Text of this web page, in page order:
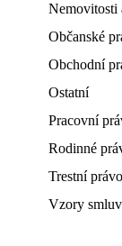
Nemovitosti
Občanské
Obchodní
Ostatní
Pracovní
Rodinné
Trestní právo
Vzory